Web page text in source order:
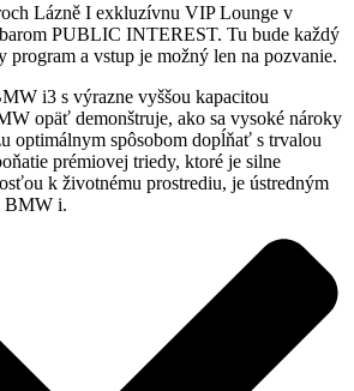
Lázně I exkluzívnu VIP Lounge v
PUBLIC INTEREST. Tu bude každý
program a vstup je možný len na pozvanie.
i3 s výrazne vyššou kapacitou
opäť demonštruje, ako sa vysoké nároky
optimálnym spôsobom dopĺňať s trvalou
prémiovej triedy, ktoré je silne
k životnému prostrediu, je ústredným
BMW i.